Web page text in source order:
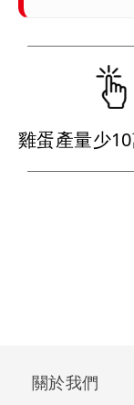
關於我們